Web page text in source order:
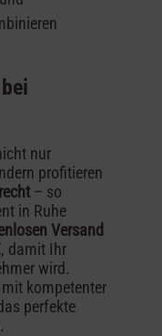
nur
profitieren
– so
in Ruhe
Versand
, damit Ihr
wird.
kompetenter
perfekte